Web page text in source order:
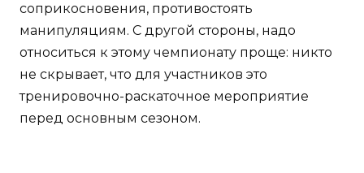
соприкосновения, противостоять
манипуляциям. С другой стороны, надо
относиться к этому чемпионату проще: никто
не скрывает, что для участников это
тренировочно-раскаточное мероприятие
перед основным сезоном.